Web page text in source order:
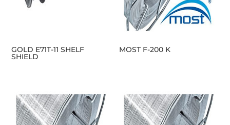
GOLD E71T-11 SHELF
SHIELD
MOST F-200 K